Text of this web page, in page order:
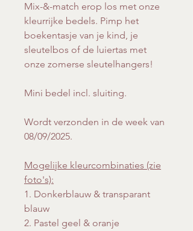
Mix-&-match erop los met onze
kleurrijke bedels. Pimp het
boekentasje van je kind, je
sleutelbos of de luiertas met
onze zomerse sleutelhangers!
Mini bedel incl. sluiting.
Wordt verzonden in de week van
08/09/2025.
Mogelijke kleurcombinaties (zie
foto's):
1. Donkerblauw & transparant
blauw
2. Pastel geel & oranje